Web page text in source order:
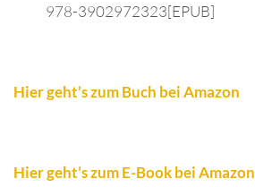
978-3902972323[EPUB]
Hier geht’s zum Buch bei Amazon
Hier geht’s zum E-Book bei Amazon